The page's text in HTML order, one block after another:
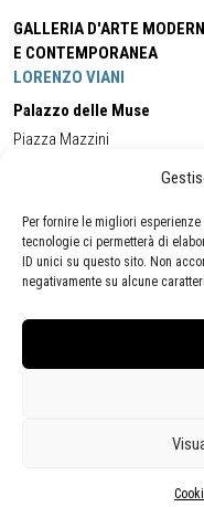
Per fornire le migliori
tecnologie ci permetterà di
ID unici su questo sito. Non
negativamente su alcune
GALLERIA D'ARTE
E CONTEMPORANEA
LORENZO VIANI
Palazzo delle Muse
Piazza Mazzini
Cell:
Tel:
+39 0584 944580
(orario
Email:
Segnalazione di